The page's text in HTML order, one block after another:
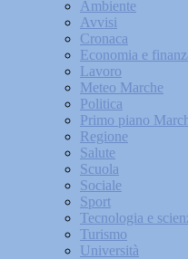
Ambiente
Avvisi
Cronaca
Economia e
Lavoro
Meteo Marche
Politica
Primo piano
Regione
Salute
Scuola
Sociale
Sport
Tecnologia e
Turismo
Università